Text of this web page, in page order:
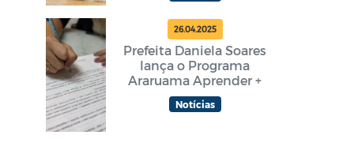
26.04.2025
Prefeita Daniela Soares
lança o Programa
Araruama Aprender +
Notícias